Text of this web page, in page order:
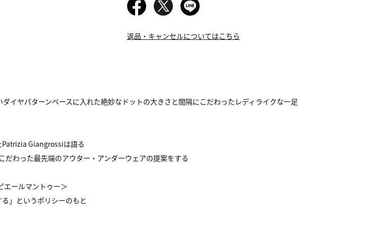
返品・キャンセルについてはこちら
ヤパターンベースに入れた絶妙なドットの大きさと間隔にこだわったレディライクな一足
Giangrossiは語る
だわった最先端のアウター・アンダーウェアの提案をする
エールマントゥー＞
」というポリシーのもと